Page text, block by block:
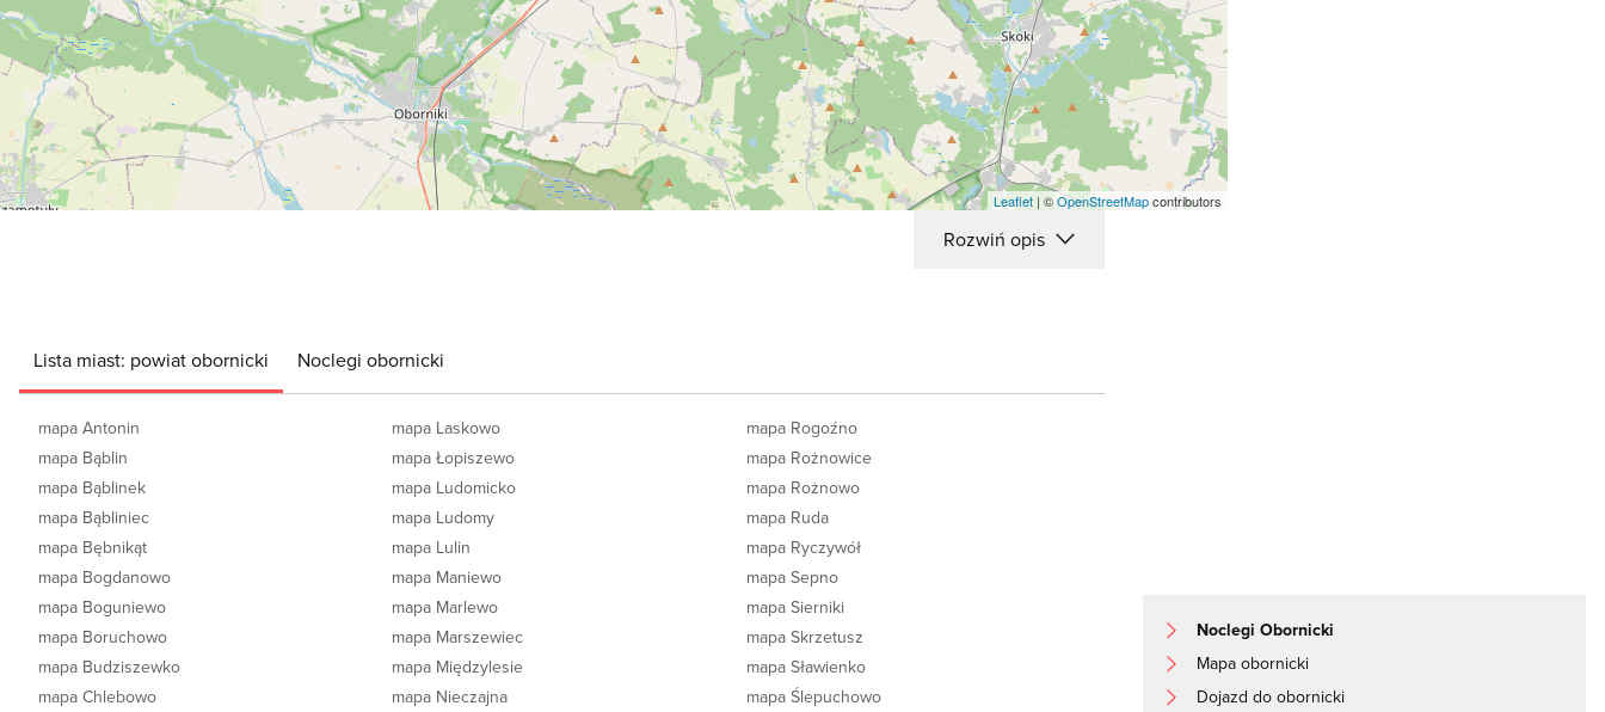
Leaflet | ©OpenStreetMapcontributors
Rozwiń opis
Lista miast: powiat obornicki Noclegi obornicki
mapa Antonin
mapa Bąblin
mapa Bąblinek
mapa Bąbliniec
mapa Bębnikąt
mapa Bogdanowo
mapa Boguniewo
mapa Boruchowo
mapa Budziszewko
mapa Chlebowo
mapa Laskowo
mapa Łopiszewo
mapa Ludomicko
mapa Ludomy
mapa Lulin
mapa Maniewo
mapa Marlewo
mapa Marszewiec
mapa Międzylesie
mapa Nieczajna
mapa Rogoźno
mapa Rożnowice
mapa Rożnowo
mapa Ruda
mapa Ryczywół
mapa Sepno
mapa Sierniki
mapa Skrzetusz
mapa Sławienko
mapa Ślepuchowo
Noclegi Obornicki
Mapa obornicki
Dojazd do obornicki